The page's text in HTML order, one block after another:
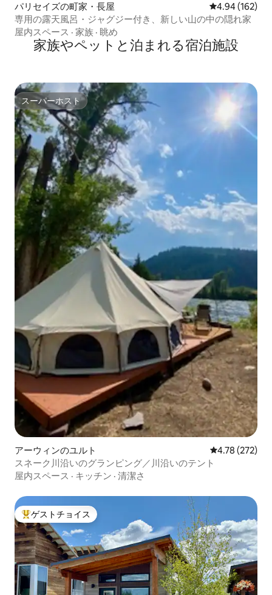
パリセイズの町家・長屋 レビュー162
4.94 (162)
専用の露天風呂・ジャグジー付き、新しい山の中の隠れ家
屋内スペース · 家族 · 眺め
家族やペットと泊まれる宿泊施設
スーパーホスト
スーパーホスト
アーウィンのユルト レビュー272
4.78 (272)
スネーク川沿いのグランピング／川沿いのテント
屋内スペース · キッチン · 清潔さ
大好評のゲストチョイスです。
ゲストチョイス